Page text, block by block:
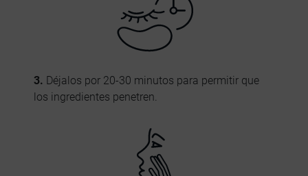
3. Déjalos por 20-30 minutos para permitir que
los ingredientes penetren.